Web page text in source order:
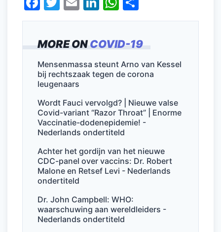
MORE ONCOVID-19
Mensenmassa steunt Arno van Kessel
bij rechtszaak tegen de corona
leugenaars
Wordt Fauci vervolgd? | Nieuwe valse
Covid-variant “Razor Throat” | Enorme
Vaccinatie-dodenepidemie! -
Nederlands ondertiteld
Achter het gordijn van het nieuwe
CDC-panel over vaccins: Dr. Robert
Malone en Retsef Levi - Nederlands
ondertiteld
Dr. John Campbell: WHO:
waarschuwing aan wereldleiders -
Nederlands ondertiteld
a
e
b
o
o
k
w
er
m
l
n
e
dI
n
h
s
A
p
p
el
n